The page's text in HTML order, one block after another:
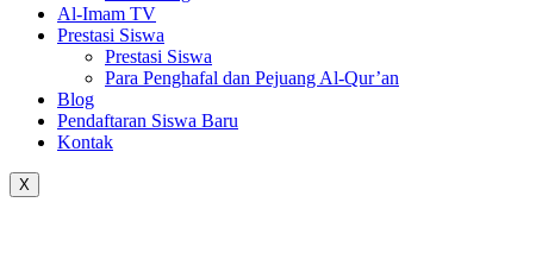
Al-Imam TV
Prestasi Siswa
Prestasi Siswa
Para Penghafal dan Pejuang Al-Qur’an
Blog
Pendaftaran Siswa Baru
Kontak
X